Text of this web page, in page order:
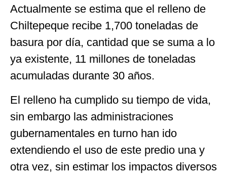
Actualmente se estima que el relleno de
Chiltepeque recibe 1,700 toneladas de
basura por día, cantidad que se suma a lo
ya existente, 11 millones de toneladas
acumuladas durante 30 años.
El relleno ha cumplido su tiempo de vida,
sin embargo las administraciones
gubernamentales en turno han ido
extendiendo el uso de este predio una y
otra vez, sin estimar los impactos diversos